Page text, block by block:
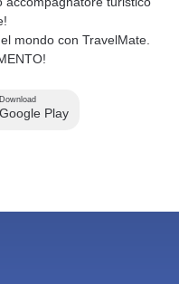
mondo con TravelMate.
Download
Google Play